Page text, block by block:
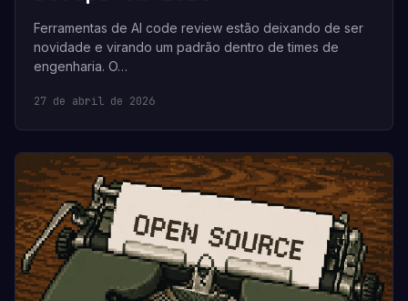
Ferramentas de AI code review estão deixando de ser
novidade e virando um padrão dentro de times de
engenharia. O…
27 de abril de 2026